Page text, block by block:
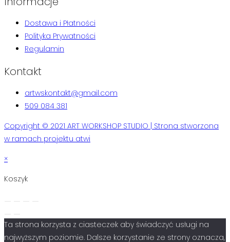
Dostawa i Płatności
Polityka Prywatności
Regulamin
Kontakt
artwskontakt@gmail.com
509 084 381
Copyright © 2021 ART WORKSHOP STUDIO | Strona stworzona
w ramach projektu atwi
×
Koszyk
Ta strona korzysta z ciasteczek aby świadczyć usługi na
najwyższym poziomie. Dalsze korzystanie ze strony oznacza,